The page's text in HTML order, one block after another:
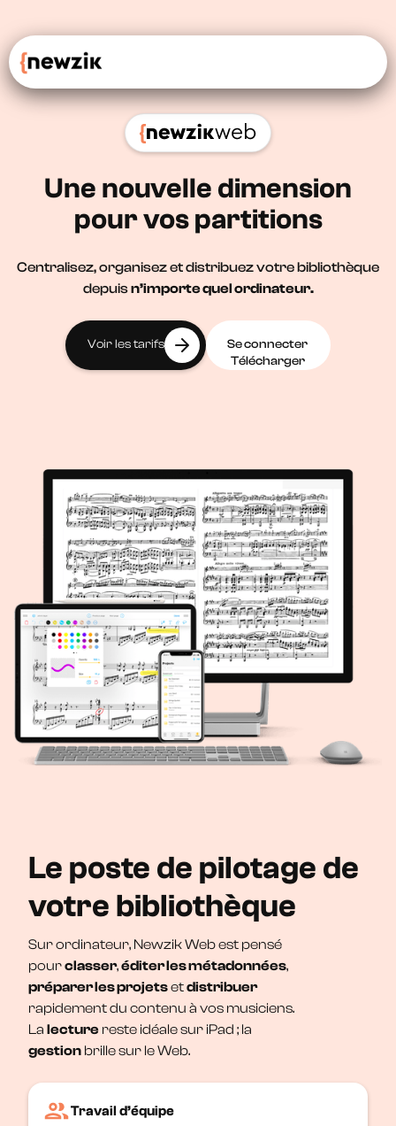
Une nouvelle dimension
pour vos partitions
Centralisez, organisez et distribuez votre bibliothèque
depuisn’importe quel ordinateur.
Voir les tarifs
Se connecter
Télécharger
Le poste de pilotage de
votre bibliothèque
Sur ordinateur, Newzik Web est pensé
pourclasser,éditer les métadonnées,
préparer les projetsetdistribuer
rapidement du contenu à vos musiciens.
La lecture reste idéale sur iPad ; la
gestion brille sur le Web.
Travail d’équipe